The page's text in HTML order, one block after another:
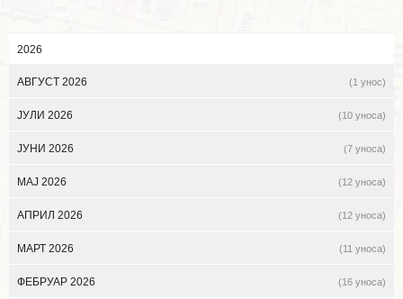
2026
АВГУСТ 2026 (1 унос)
ЈУЛИ 2026 (10 уноса)
ЈУНИ 2026 (7 уноса)
МАЈ 2026 (12 уноса)
АПРИЛ 2026 (12 уноса)
МАРТ 2026 (11 уноса)
ФЕБРУАР 2026 (16 уноса)